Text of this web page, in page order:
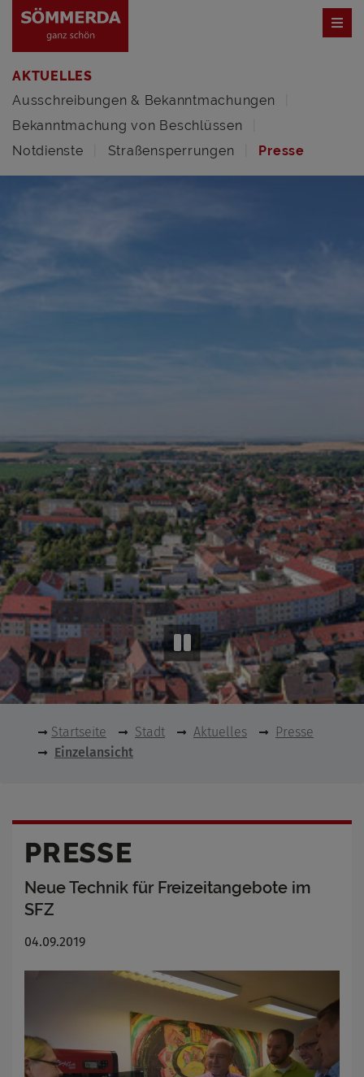
AKTUELLES
Ausschreibungen & Bekanntmachungen
Bekanntmachung von Beschlüssen
Notdienste
Straßensperrungen Presse
Startseite Stadt Aktuelles
Presse
Einzelansicht
PRESSE
Neue Technik für Freizeitangebote im
SFZ
04.09.2019